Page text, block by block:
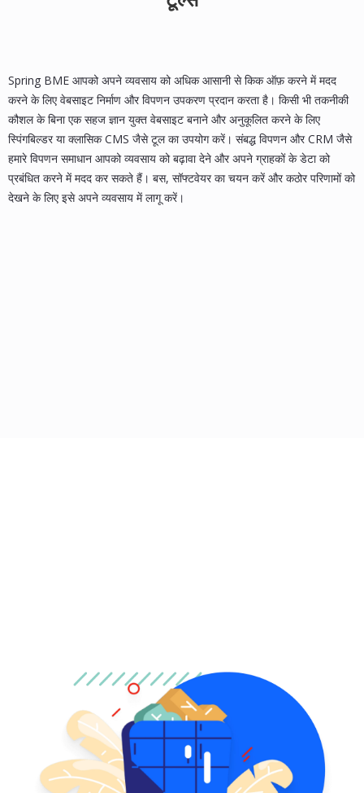
Spring BME आपको अपने व्यवसाय को अधिक आसानी से किक ऑफ़ करने में मदद
करने के लिए वेबसाइट निर्माण और विपणन उपकरण प्रदान करता है। किसी भी तकनीकी
कौशल के बिना एक सहज ज्ञान युक्त वेबसाइट बनाने और अनुकूलित करने के लिए
स्पिंगबिल्डर या क्लासिक CMS जैसे टूल का उपयोग करें। संबद्ध विपणन और CRM जैसे
हमारे विपणन समाधान आपको व्यवसाय को बढ़ावा देने और अपने ग्राहकों के डेटा को
प्रबंधित करने में मदद कर सकते हैं। बस, सॉफ्टवेयर का चयन करें और कठोर परिणामों को
देखने के लिए इसे अपने व्यवसाय में लागू करें।